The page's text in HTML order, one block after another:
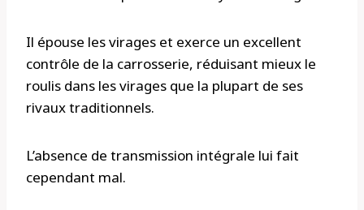
Il épouse les virages et exerce un excellent
contrôle de la carrosserie, réduisant mieux le
roulis dans les virages que la plupart de ses
rivaux traditionnels.
L’absence de transmission intégrale lui fait
cependant mal.